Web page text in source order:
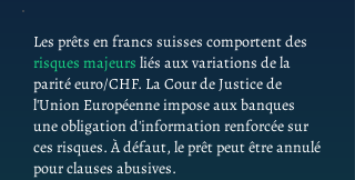
Les prêts en francs suisses comportent des
risques majeurs liés aux variations de la
parité euro/CHF. La Cour de Justice de
l'Union Européenne impose aux banques
une obligation d'information renforcée sur
ces risques. À défaut, le prêt peut être annulé
pour clauses abusives.